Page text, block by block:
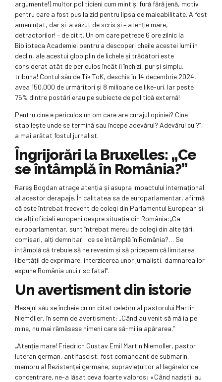
argumente!) multor politicieni cum mint și fură fără jenă, motiv
pentru care a fost pus la zid pentru lipsa de maleabilitate. A fost
amenințat, dar și-a văzut de scris și – atenție mare,
detractorilor! – de citit. Un om care petrece 6 ore zilnic la
Biblioteca Academiei pentru a descoperi cheile acestei lumi în
declin, ale acestui glob plin de lichele și trădători este
considerat atât de periculos încât îi închizi, pur și simplu,
tribuna! Contul său de Tik ToK, deschis în 14 decembrie 2024,
avea 150.000 de urmăritori și 8 milioane de like-uri. Iar peste
75% dintre postări erau pe subiecte de politică externă!
Pentru cine e periculos un om care are curajul opiniei? Cine
stabilește unde se termină sau începe adevărul? Adevărul cui?”,
a mai arătat fostul jurnalist.
Îngrijorări la Bruxelles: „Ce
se întâmplă în România?”
Rareș Bogdan atrage atenția și asupra impactului internațional
al acestor derapaje. În calitatea sa de europarlamentar, afirmă
că este întrebat frecvent de colegi din Parlamentul European și
de alți oficiali europeni despre situația din România:„Ca
europarlamentar, sunt întrebat mereu de colegi din alte țări,
comisari, alți demnitari: ce se întâmplă în România?… Se
întâmplă că trebuie să ne revenim și să pricepem că limitarea
libertății de exprimare, interzicerea unor jurnaliști, damnarea lor
expune România unui risc fatal”.
Un avertisment din istorie
Mesajul său se încheie cu un citat celebru al pastorului Martin
Niemöller, în semn de avertisment: „Când au venit să mă ia pe
mine, nu mai rămăsese nimeni care să-mi ia apărarea.”
„Atenție mare! Friedrich Gustav Emil Martin Niemoller, pastor
luteran german, antifascist, fost comandant de submarin,
membru al Rezistenței germane, supraviețuitor al lagărelor de
concentrare, ne-a lăsat ceva foarte valoros: «Când naziștii au